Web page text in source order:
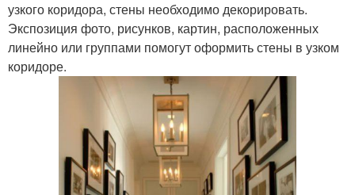
узкого коридора, стены необходимо декорировать.
Экспозиция фото, рисунков, картин, расположенных
линейно или группами помогут оформить стены в узком
коридоре.